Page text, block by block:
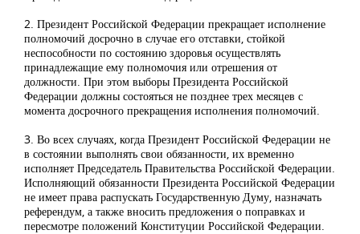
2. Президент Российской Федерации прекращает исполнение
полномочий досрочно в случае его отставки, стойкой
неспособности по состоянию здоровья осуществлять
принадлежащие ему полномочия или отрешения от
должности. При этом выборы Президента Российской
Федерации должны состояться не позднее трех месяцев с
момента досрочного прекращения исполнения полномочий.
3. Во всех случаях, когда Президент Российской Федерации не
в состоянии выполнять свои обязанности, их временно
исполняет Председатель Правительства Российской Федерации.
Исполняющий обязанности Президента Российской Федерации
не имеет права распускать Государственную Думу, назначать
референдум, а также вносить предложения о поправках и
пересмотре положений Конституции Российской Федерации.